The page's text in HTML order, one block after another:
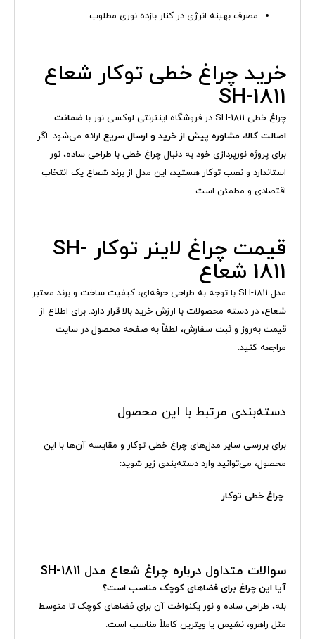
مصرف بهینه انرژی در کنار بازده نوری مطلوب
خرید چراغ خطی توکار شعاع
SH-1811
چراغ خطی SH-1811 در فروشگاه اینترنتی لوکسی نور با
ضمانت
اصالت کالا، مشاوره پیش از خرید و ارسال سریع ارائه می‌شود. اگر
برای پروژه نورپردازی خود به دنبال چراغ خطی با طراحی ساده، نور
استاندارد و نصب توکار هستید، این مدل از برند شعاع یک انتخاب
اقتصادی و مطمئن است.
قیمت چراغ لاینر توکار SH-
1811 شعاع
مدل SH-1811 با توجه به طراحی حرفه‌ای، کیفیت ساخت و برند معتبر
شعاع، در دسته محصولات با ارزش خرید بالا قرار دارد. برای اطلاع از
قیمت به‌روز و ثبت سفارش، لطفاً به صفحه محصول در سایت
مراجعه کنید.
دسته‌بندی مرتبط با این محصول
برای بررسی سایر مدل‌های چراغ خطی توکار و مقایسه آن‌ها با این
محصول، می‌توانید وارد دسته‌بندی زیر شوید:
چراغ خطی توکار
سوالات متداول درباره چراغ شعاع مدل SH-1811
آیا این چراغ برای فضاهای کوچک مناسب است؟
بله، طراحی ساده و نور یکنواخت آن برای فضاهای کوچک تا متوسط
مثل راهرو، نشیمن یا ویترین کاملاً مناسب است.